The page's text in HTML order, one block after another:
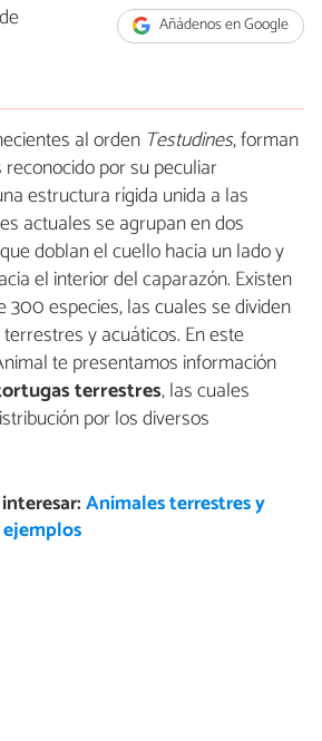
Añádenos en Google
al orden Testudines, forman
por su peculiar
estructura rígida unida a las
actuales se agrupan en dos
doblan el cuello hacia un lado y
el interior del caparazón. Existen
300 especies, las cuales se dividen
y acuáticos. En este
te presentamos información
terrestres, las cuales
por los diversos
Animales terrestres y